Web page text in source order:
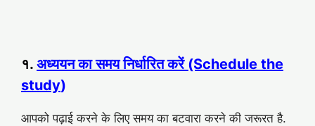
१. अध्ययन का समय निर्धारित करें (Schedule the
study)
आपको पढ़ाई करने के लिए समय का बटवारा करने की जरूरत है.